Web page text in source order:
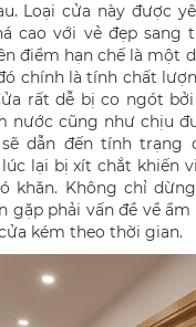
Loại cửa này được
cao với vẻ đẹp sang
điểm hạn chế là một
chính là tính chất
rất dễ bị co ngót
nước cũng như chịu
dẫn đến tính trạng
lại bị xít chắt khiến
khăn. Không chỉ
gặp phải vấn đề về
kém theo thời gian.